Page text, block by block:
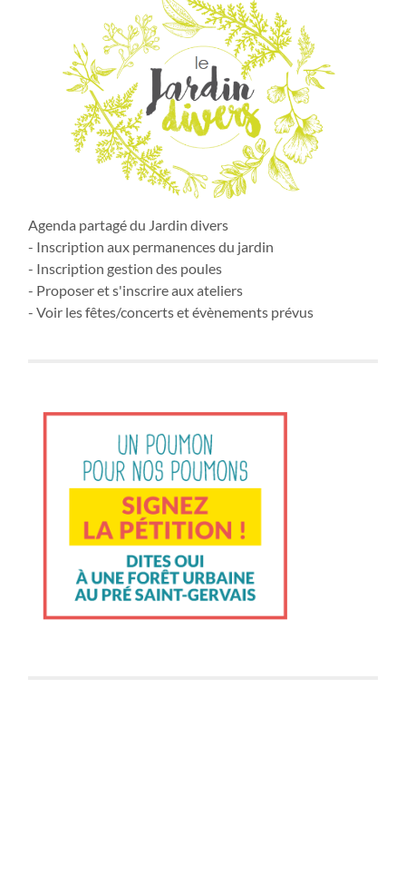
Agenda partagé du Jardin divers
- Inscription aux permanences du jardin
- Inscription gestion des poules
- Proposer et s'inscrire aux ateliers
- Voir les fêtes/concerts et évènements prévus